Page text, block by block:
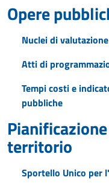
Opere
Nuclei di
Atti di
Tempi costi e
pubbliche
territorio
Sportello Unico per